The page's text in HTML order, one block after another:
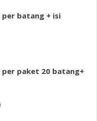
batang + isi
paket 20 batang+